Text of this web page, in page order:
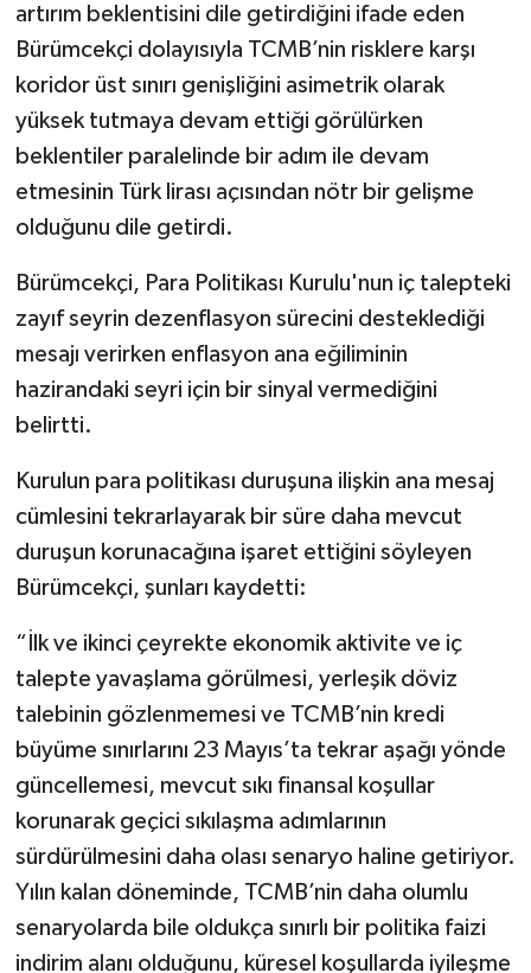
artırım beklentisini dile getirdiğini ifade eden
Bürümcekçi dolayısıyla TCMB’nin risklere karşı
koridor üst sınırı genişliğini asimetrik olarak
yüksek tutmaya devam ettiği görülürken
beklentiler paralelinde bir adım ile devam
etmesinin Türk lirası açısından nötr bir gelişme
olduğunu dile getirdi.
Bürümcekçi, Para Politikası Kurulu'nun iç talepteki
zayıf seyrin dezenflasyon sürecini desteklediği
mesajı verirken enflasyon ana eğiliminin
hazirandaki seyri için bir sinyal vermediğini
belirtti.
Kurulun para politikası duruşuna ilişkin ana mesaj
cümlesini tekrarlayarak bir süre daha mevcut
duruşun korunacağına işaret ettiğini söyleyen
Bürümcekçi, şunları kaydetti:
“İlk ve ikinci çeyrekte ekonomik aktivite ve iç
talepte yavaşlama görülmesi, yerleşik döviz
talebinin gözlenmemesi ve TCMB’nin kredi
büyüme sınırlarını 23 Mayıs’ta tekrar aşağı yönde
güncellemesi, mevcut sıkı finansal koşullar
korunarak geçici sıkılaşma adımlarının
sürdürülmesini daha olası senaryo haline getiriyor.
Yılın kalan döneminde, TCMB’nin daha olumlu
senaryolarda bile oldukça sınırlı bir politika faizi
indirim alanı olduğunu, küresel koşullarda iyileşme